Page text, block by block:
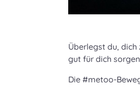
Überlegst du,
gut für dich
Die #metoo-